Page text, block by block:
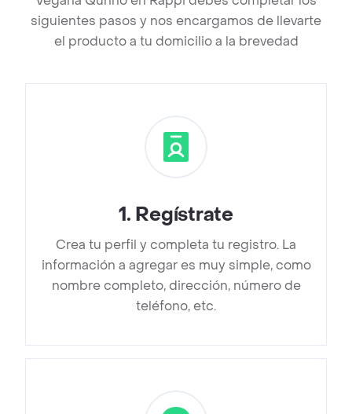
siguientes pasos y nos encargamos de llevarte
el producto a tu domicilio a la brevedad
1. Regístrate
Crea tu perfil y completa tu registro. La
información a agregar es muy simple, como
nombre completo, dirección, número de
teléfono, etc.